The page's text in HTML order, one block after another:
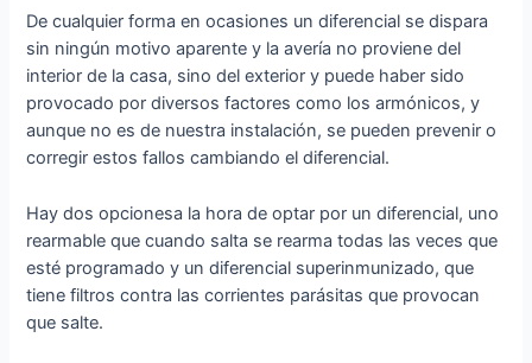
De cualquier forma en ocasiones un diferencial se dispara
sin ningún motivo aparente y la avería no proviene del
interior de la casa, sino del exterior y puede haber sido
provocado por diversos factores como los armónicos, y
aunque no es de nuestra instalación, se pueden prevenir o
corregir estos fallos cambiando el diferencial.
Hay dos opcionesa la hora de optar por un diferencial, uno
rearmable que cuando salta se rearma todas las veces que
esté programado y un diferencial superinmunizado, que
tiene filtros contra las corrientes parásitas que provocan
que salte.